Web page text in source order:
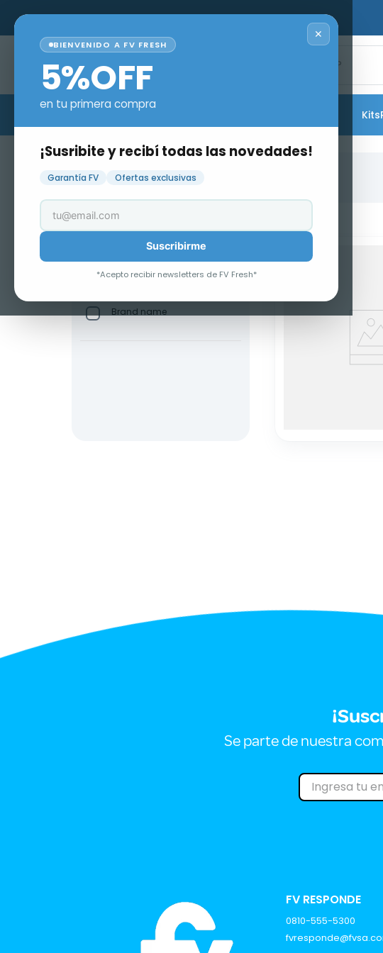
LOS PEDIDOS!
¿Qué estás buscando?
Kits
✕
BIENVENIDO A FV FRESH
5%OFF
en tu primera compra
¡Susribite y recibí todas las novedades!
Garantía FV Ofertas exclusivas
Suscribirme
*Acepto recibir newsletters de FV Fresh*
Category
Brand name
Se parte de nuestra
FV RESPONDE
0810-555-5300